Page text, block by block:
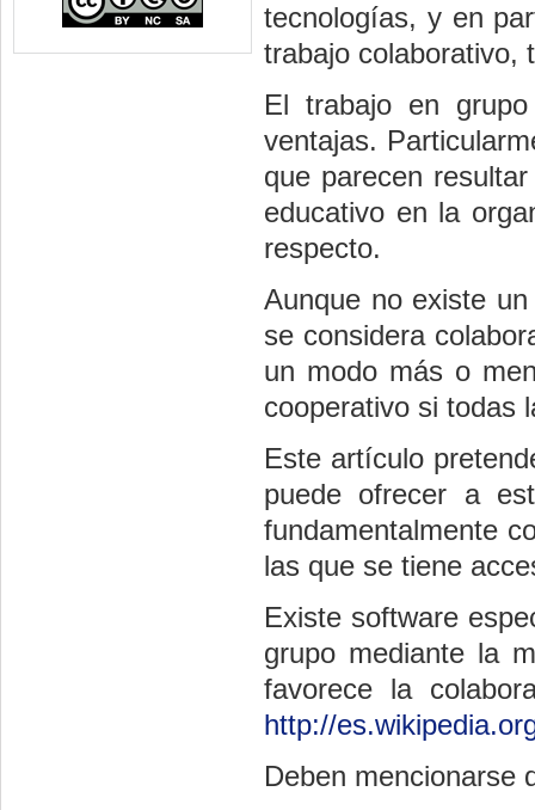
tecnologías, y en
trabajo colaborativo,
El trabajo en
ventajas.
que parecen
educativo en la
respecto.
Aunque no existe
se considera
un modo más o
cooperativo si todas
Este artículo
puede ofrecer a
fundamentalmente
las que se tiene
Existe software
grupo mediante la
favorece la
http://
Deben mencionarse